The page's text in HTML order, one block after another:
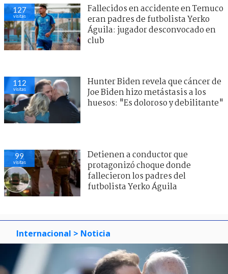
127
visitas
Fallecidos en accidente en Temuco
eran padres de futbolista Yerko
Águila: jugador desconvocado en
club
112
visitas
Hunter Biden revela que cáncer de
Joe Biden hizo metástasis a los
huesos: "Es doloroso y debilitante"
99
visitas
Detienen a conductor que
protagonizó choque donde
fallecieron los padres del
futbolista Yerko Águila
Internacional > Noticia